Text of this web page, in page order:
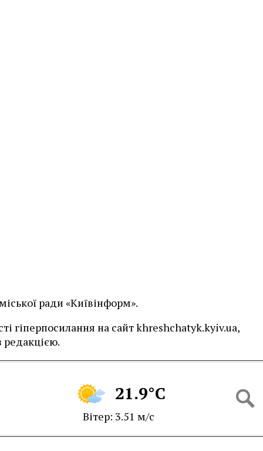
ради «Київінформ».
гіперпосилання на сайт khreshchatyk.kyiv.ua,
21.9°C
Вітер: 3.51 м/с